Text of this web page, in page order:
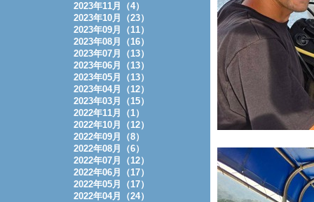
2023年11月（4）
2023年10月（23）
2023年09月（11）
2023年08月（16）
2023年07月（13）
2023年06月（13）
2023年05月（13）
2023年04月（12）
2023年03月（15）
2022年11月（1）
2022年10月（12）
2022年09月（8）
2022年08月（6）
2022年07月（12）
2022年06月（17）
2022年05月（17）
2022年04月（24）